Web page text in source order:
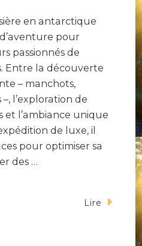
en antarctique
pour
passionnés de
Entre la découverte
– manchots,
l’exploration de
et l’ambiance unique
de luxe, il
pour optimiser sa
des …
Lire